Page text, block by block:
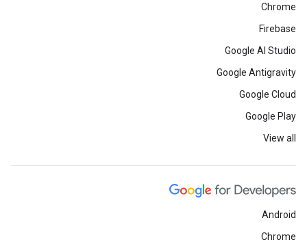
Chrome
Firebase
Google AI Studio
Google Antigravity
Google Cloud
Google Play
View all
Android
Chrome